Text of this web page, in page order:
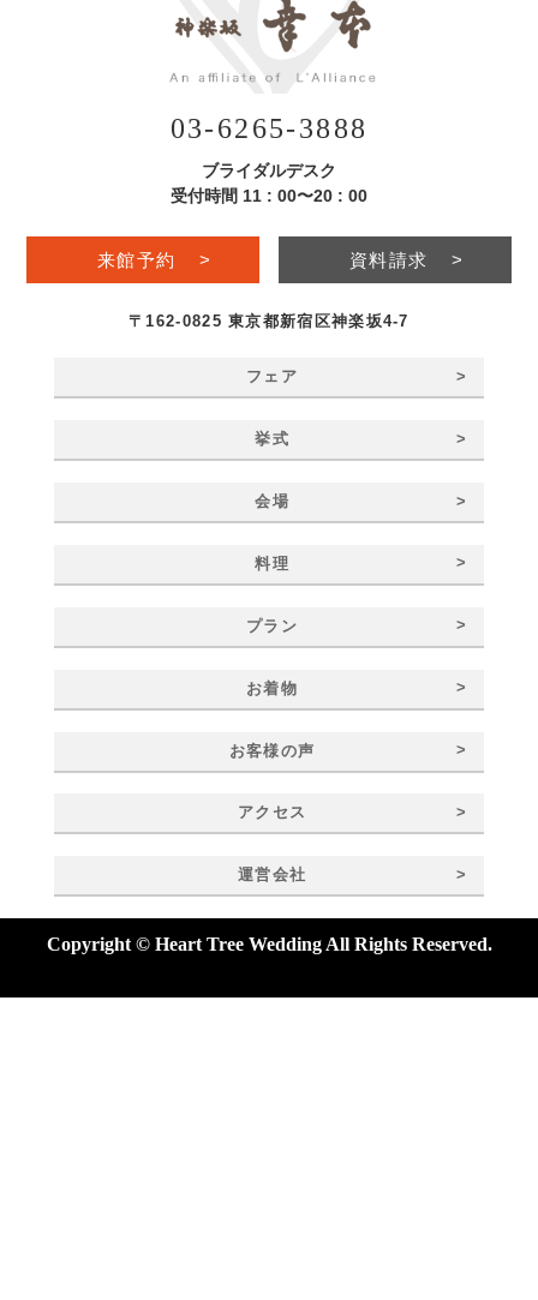
03-6265-3888
ブライダルデスク
受付時間 11 : 00〜20 : 00
来館予約 > 資料請求 >
〒162-0825 東京都新宿区神楽坂4-7
フェア >
挙式 >
会場 >
料理 >
プラン >
お着物 >
お客様の声 >
アクセス >
運営会社 >
Copyright © Heart Tree Wedding All Rights Reserved.